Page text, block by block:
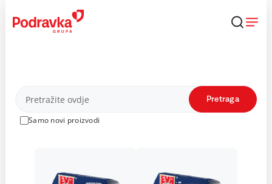
content
Proizvodi
Samo novi proizvodi
Pretraga